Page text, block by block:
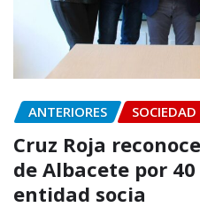
ANTERIORES SOCIEDAD
Cruz Roja
de Albacete por
entidad socia